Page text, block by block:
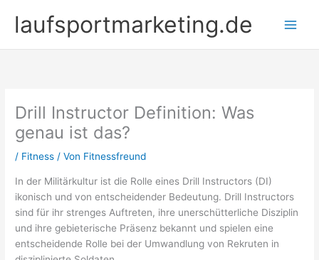
Inhaltlaufsportmarketing.de
Drill Instructor Definition: Was
genau ist das?
/ Fitness / Von Fitnessfreund
In der Militärkultur ist die Rolle eines Drill Instructors (DI)
ikonisch und von entscheidender Bedeutung. Drill Instructors
sind für ihr strenges Auftreten, ihre unerschütterliche Disziplin
und ihre gebieterische Präsenz bekannt und spielen eine
entscheidende Rolle bei der Umwandlung von Rekruten in